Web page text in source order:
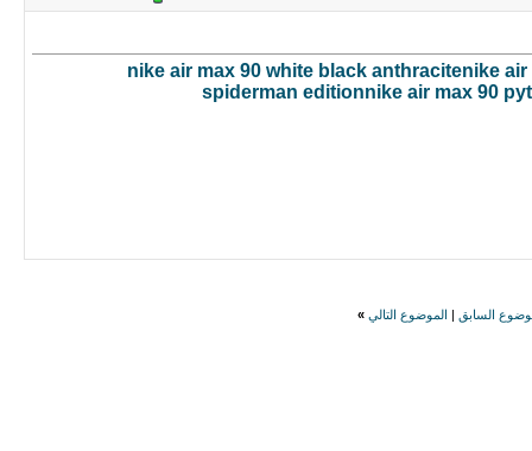
nike air max 90 white black anthracitenike air
spiderman editionnike air max 90
السابق الموضوع التالي »